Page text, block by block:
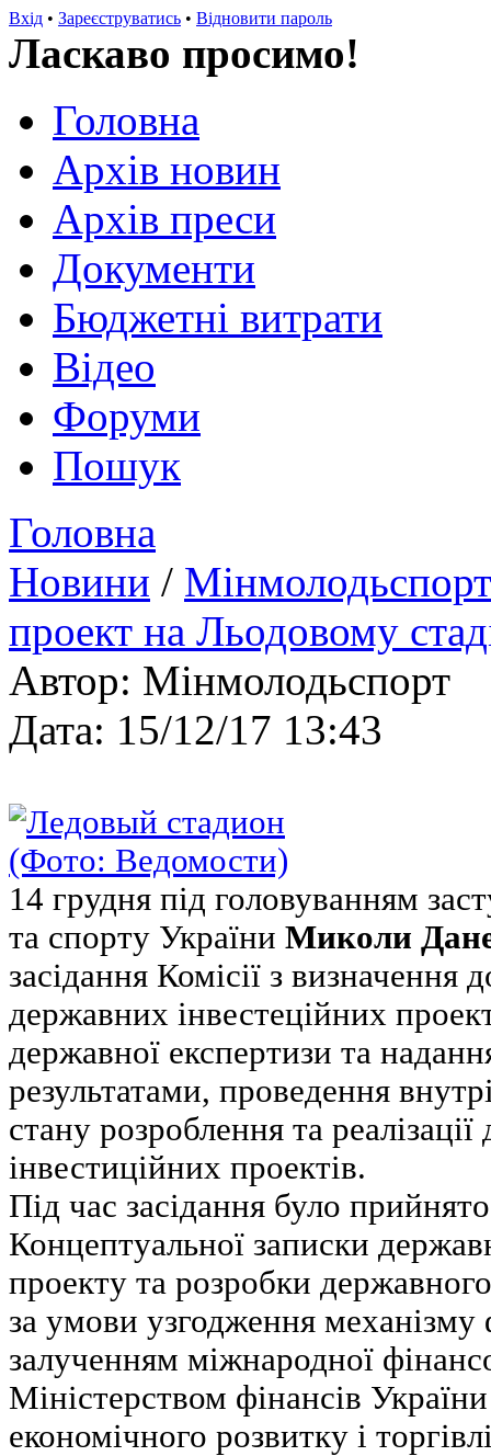
Вхід • Зареєструватись • Відновити пароль
Ласкаво просимо!
Головна
Архів новин
Архів преси
Документи
Бюджетні витрати
Відео
Форуми
Пошук
Головна
Новини /
проект на Льодовому
Автор: Мінмолодьспорт
Дата: 15/12/17 13:43
14 грудня під головуванням
та спорту України Миколи
засідання Комісії з визначення
державних інвестеційних
державної експертизи та
результатами, проведення
стану розроблення та
інвестиційних проектів.
Під час засідання було
Концептуальної записки
проекту та розробки
за умови узгодження механізму
залученням міжнародної
Міністерством фінансів
економічного розвитку і